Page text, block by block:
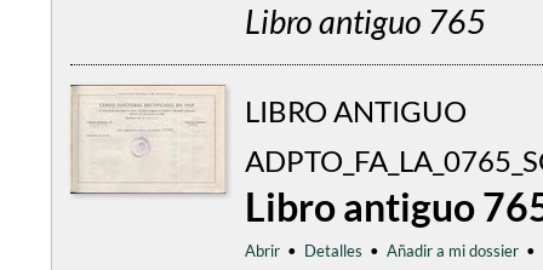
Libro antiguo 765
LIBRO ANTIGUO
Libro antiguo
Abrir • Detalles • Añadir a mi dossier •